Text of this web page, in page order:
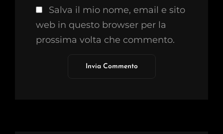
Salva il mio nome, email e sito
web in questo browser per la
prossima volta che commento.